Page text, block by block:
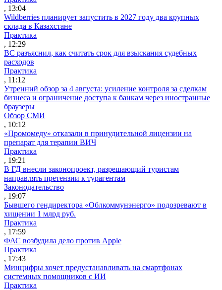
, 13:04
Wildberries планирует запустить в 2027 году два крупных
склада в Казахстане
Практика
, 12:29
ВС разъяснил, как считать срок для взыскания судебных
расходов
Практика
, 11:12
Утренний обзор за 4 августа: усиление контроля за сделкам
бизнеса и ограничение доступа к банкам через иностранные
браузеры
Обзор СМИ
, 10:12
«Промомеду» отказали в принудительной лицензии на
препарат для терапии ВИЧ
Практика
, 19:21
В ГД внесли законопроект, разрешающий туристам
направлять претензии к турагентам
Законодательство
, 19:07
Бывшего гендиректора «Облкоммунэнерго» подозревают в
хищении 1 млрд руб.
Практика
, 17:59
ФАС возбудила дело против Apple
Практика
, 17:43
Минцифры хочет предустанавливать на смартфонах
системных помощников с ИИ
Практика